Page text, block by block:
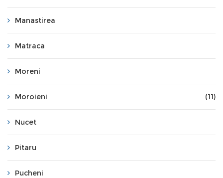
Manastirea
Matraca
Moreni
Moroieni (11)
Nucet
Pitaru
Pucheni